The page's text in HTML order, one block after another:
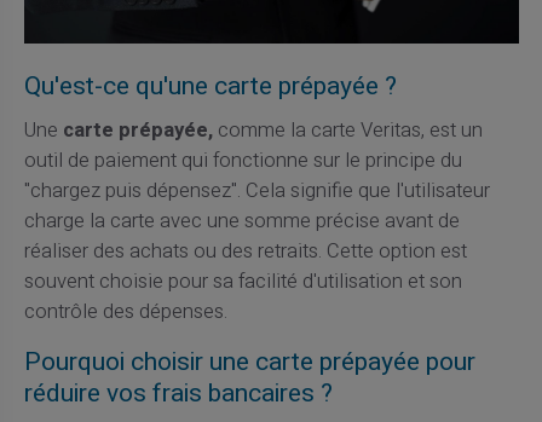
Qu'est-ce qu'une carte prépayée ?
Une carte prépayée,comme la carte Veritas, est un
outil de paiement qui fonctionne sur le principe du
"chargez puis dépensez". Cela signifie que l'utilisateur
charge la carte avec une somme précise avant de
réaliser des achats ou des retraits. Cette option est
souvent choisie pour sa facilité d'utilisation et son
contrôle des dépenses.
Pourquoi choisir une carte prépayée pour
réduire vos frais bancaires ?